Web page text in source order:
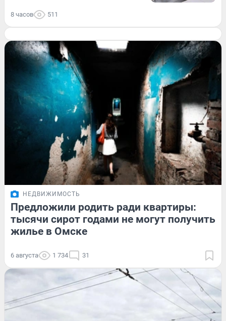
8 часов 511
НЕДВИЖИМОСТЬ
Предложили родить ради квартиры:
тысячи сирот годами не могут получить
жилье в Омске
6 августа 1 734 31